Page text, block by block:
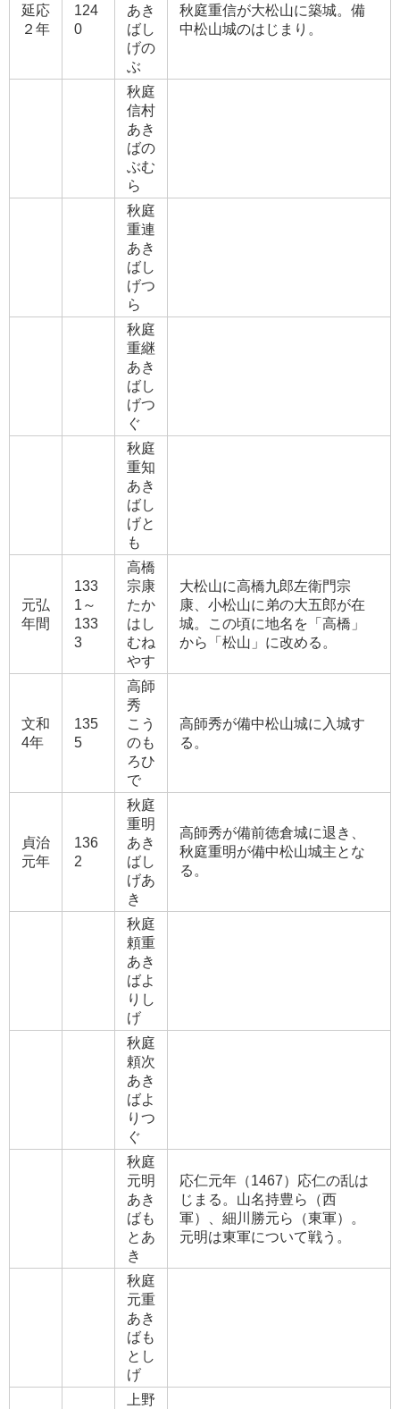
延応
２年
124
0
あき
ばし
げの
ぶ
秋庭重信が大松山に築城。備
中松山城のはじまり。
秋庭
信村
あき
ばの
ぶむ
ら
秋庭
重連
あき
ばし
げつ
ら
秋庭
重継
あき
ばし
げつ
ぐ
秋庭
重知
あき
ばし
げと
も
元弘
年間
133
1～
133
3
高橋
宗康
たか
はし
むね
やす
大松山に高橋九郎左衛門宗
康、小松山に弟の大五郎が在
城。この頃に地名を「高橋」
から「松山」に改める。
文和
4年
135
5
高師
秀
こう
のも
ろひ
で
高師秀が備中松山城に入城す
る。
貞治
元年
136
2
秋庭
重明
あき
ばし
げあ
き
高師秀が備前徳倉城に退き、
秋庭重明が備中松山城主とな
る。
秋庭
頼重
あき
ばよ
りし
げ
秋庭
頼次
あき
ばよ
りつ
ぐ
秋庭
元明
あき
ばも
とあ
き
応仁元年（1467）応仁の乱は
じまる。山名持豊ら（西
軍）、細川勝元ら（東軍）。
元明は東軍について戦う。
秋庭
元重
あき
ばも
とし
げ
上野